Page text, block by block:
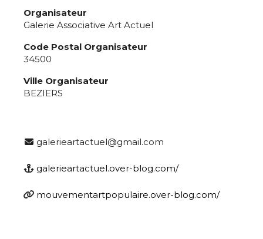
Statut / Organisation
J'accepte les
* Champ obligatoire
J'accepte les termes et conditions
* Champ obligatoire
Organisateur
Galerie Associative Art Actuel
Code Postal Organisateur
34500
Ville Organisateur
BEZIERS
galerieartactuel@gmail.com
galerieartactuel.over-blog.com/
mouvementartpopulaire.over-blog.com/